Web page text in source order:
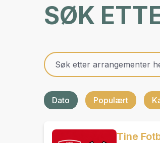
SØK
Dato Populært
Tine